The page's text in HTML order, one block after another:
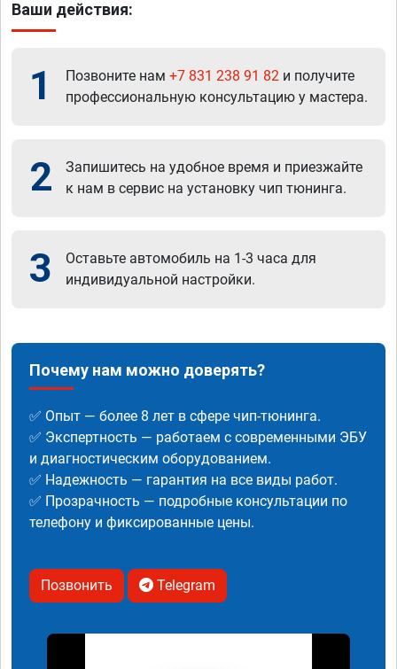
Ваши действия:
1 Позвоните нам +7 831 238 91 82 и получите
профессиональную консультацию у мастера.
2
Запишитесь на удобное время и приезжайте
к нам в сервис на установку чип тюнинга.
3
Оставьте автомобиль на 1-3 часа для
индивидуальной настройки.
Почему нам можно доверять?
✅ Опыт — более 8 лет в сфере чип-тюнинга.
✅ Экспертность — работаем с современными ЭБУ
и диагностическим оборудованием.
✅ Надежность — гарантия на все виды работ.
✅ Прозрачность — подробные консультации по
телефону и фиксированные цены.
Позвонить Telegram